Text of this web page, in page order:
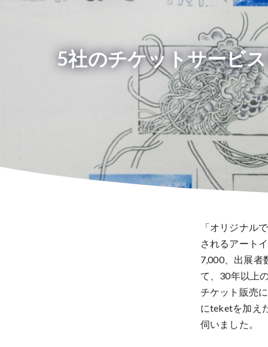
5社のチケットサービ
「オリジナル
されるアート
7,000、出展者
て、30年以上
チケット販売
にteketを加え
伺いました。